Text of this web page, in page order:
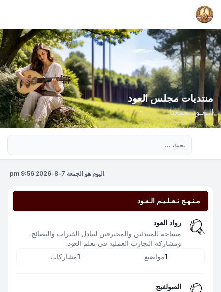
منتديات مجلس العود
الـعـود يجمعنا
اليوم هو الجمعة 7-8-2026 9:56 pm
مـنـهـج تـعـلـيـم الـعـود
رواد العود
مساحة للمبتدئين والمحترفين لتبادل الخبرات والنصائح،
ومشاركة التجارب العملية في تعلم العود.
1مواضيع 1مشاركات
الصولفيج